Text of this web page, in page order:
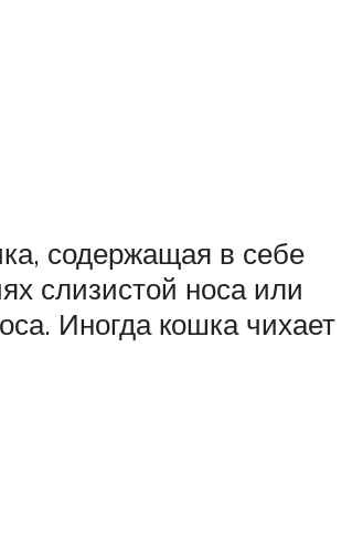
содержащая в себе
слизистой носа или
Иногда кошка чихает